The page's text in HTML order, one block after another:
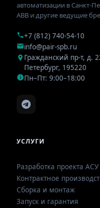
автоматизации в Санкт-
ABB и другие ведущие
+7 (812) 740-54-10
info@pair-spb.ru
Гражданский пр-т, д.
Петербург, 195220
Пн–Пт: 9:00–18:00
УСЛУГИ
Разработка проекта АСУ
Контрактное
Сборка и монтаж
Запуск и гарантия